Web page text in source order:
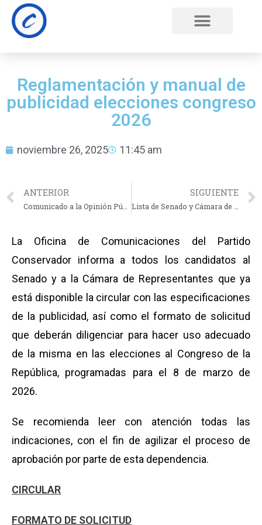
Reglamentación y manual de
publicidad elecciones congreso
2026
noviembre 26, 2025 11:45 am
ANTERIOR SIGUIENTE
La Oficina de Comunicaciones del Partido
Conservador informa a todos los candidatos al
Senado y a la Cámara de Representantes que ya
está disponible la circular con las especificaciones
de la publicidad, así como el formato de solicitud
que deberán diligenciar para hacer uso adecuado
de la misma en las elecciones al Congreso de la
República, programadas para el 8 de marzo de
2026.
Se recomienda leer con atención todas las
indicaciones, con el fin de agilizar el proceso de
aprobación por parte de esta dependencia.
CIRCULAR
FORMATO DE SOLICITUD